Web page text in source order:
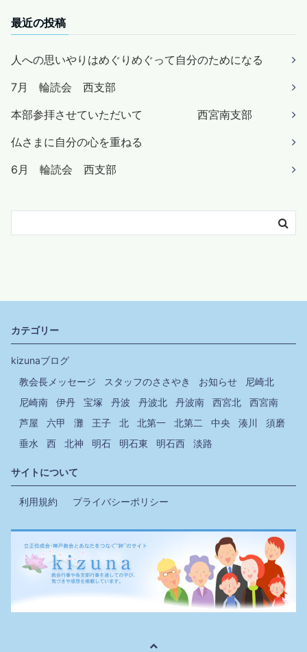
最近の投稿
人への思いやりはめぐりめぐって自分のためになる
7月 輪読会 西支部
本部参拝させていただいて 西宮南支部
仏さまに自分の心を重ねる
6月 輪読会 西支部
カテゴリー
kizunaブログ
教会長メッセージ
スタッフのささやき お知らせ
尼崎北
尼崎南
伊丹 宝塚 丹波 丹波北 丹波南 西宮北
西宮南
芦屋
六甲 灘 王子 北 北第一 北第二 中央 湊川
須磨
垂水
西 北神 明石 明石東 明石西 淡路
サイトについて
利用規約 プライバシーポリシー